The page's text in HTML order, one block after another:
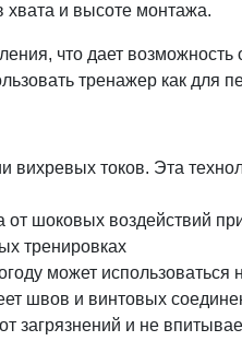
хвата и высоте монтажа.
что дает
тренажер как для
вихревых токов. Эта
шоковых воздействий
тренировках
может использоваться
швов и винтовых
загрязнений и не